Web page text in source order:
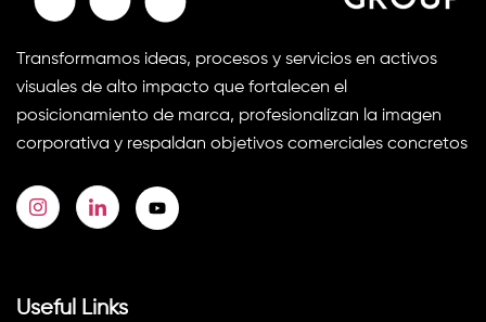
Transformamos ideas, procesos y servicios en activos
visuales de alto impacto que fortalecen el
posicionamiento de marca, profesionalizan la imagen
corporativa y respaldan objetivos comerciales concretos
Useful Links